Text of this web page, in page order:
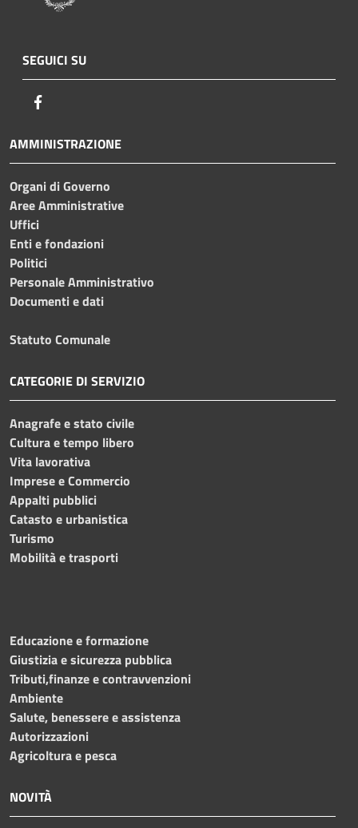
SEGUICI SU
AMMINISTRAZIONE
Organi di Governo
Aree Amministrative
Uffici
Enti e fondazioni
Politici
Personale Amministrativo
Documenti e dati
Statuto Comunale
CATEGORIE DI SERVIZIO
Anagrafe e stato civile
Cultura e tempo libero
Vita lavorativa
Imprese e Commercio
Appalti pubblici
Catasto e urbanistica
Turismo
Mobilità e trasporti
Educazione e formazione
Giustizia e sicurezza pubblica
Tributi,finanze e contravvenzioni
Ambiente
Salute, benessere e assistenza
Autorizzazioni
Agricoltura e pesca
NOVITÀ